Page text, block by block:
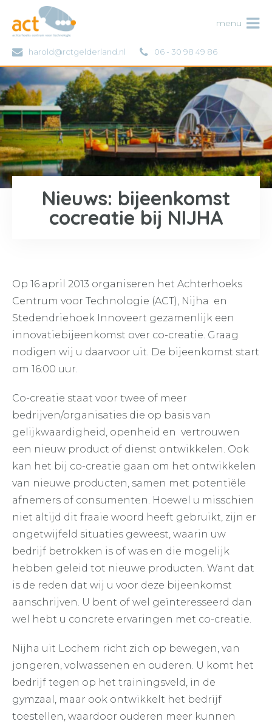
harold@rctgelderland.nl 06 - 30 98 49 86
ACT
Nieuws: bijeenkomst
cocreatie bij NIJHA
Op 16 april 2013 organiseren het Achterhoeks
Centrum voor Technologie (ACT), Nijha en
Stedendriehoek Innoveert gezamenlijk een
innovatiebijeenkomst over co-creatie. Graag
nodigen wij u daarvoor uit. De bijeenkomst start
om 16:00 uur.
Co-creatie staat voor twee of meer
bedrijven/organisaties die op basis van
gelijkwaardigheid, openheid en vertrouwen
een nieuw product of dienst ontwikkelen. Ook
kan het bij co-creatie gaan om het ontwikkelen
van nieuwe producten, samen met potentiële
afnemers of consumenten. Hoewel u misschien
niet altijd dit fraaie woord heeft gebruikt, zijn er
ongetwijfeld situaties geweest, waarin uw
bedrijf betrokken is of was en die mogelijk
hebben geleid tot nieuwe producten. Want dat
is de reden dat wij u voor deze bijeenkomst
aanschrijven. U bent of wel geïnteresseerd dan
wel hebt u concrete ervaringen met co-creatie.
Nijha uit Lochem richt zich op bewegen, van
jongeren, volwassenen en ouderen. U komt het
bedrijf tegen op het trainingsveld, in de
gymzaal, maar ook ontwikkelt het bedrijf
toestellen, waardoor ouderen meer kunnen
menu